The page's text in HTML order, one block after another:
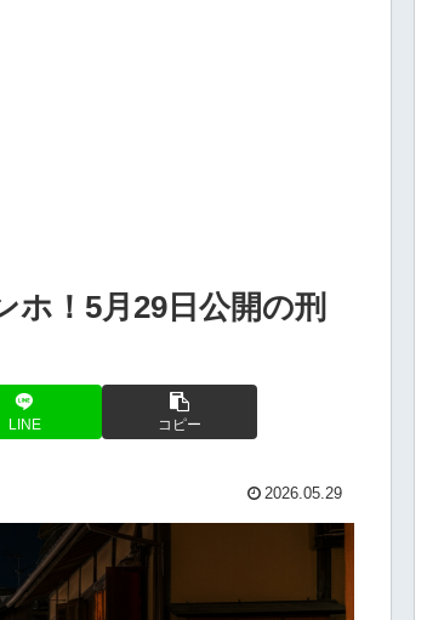
ホ！5月29日公開の刑
LINE コピー
2026.05.29